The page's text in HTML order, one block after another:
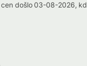
došlo 03-08-2026,